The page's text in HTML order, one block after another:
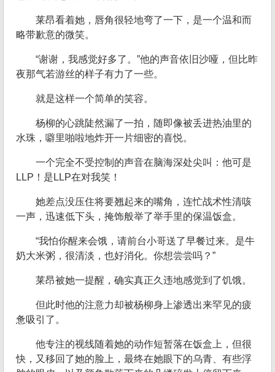
莱昂看着她，唇角很轻地弯了一下，是一个温和而
略带歉意的微笑。
“谢谢，我感觉好多了。”他的声音依旧沙哑，但比昨
夜那气若游丝的样子有力了一些。
就是这样一个简单的笑容。
杨柳的心跳陡然漏了一拍，随即像被丢进热油里的
水珠，噼里啪啦地炸开一片细密的喜悦。
一个完全不受控制的声音在脑海深处尖叫：他可是
LLP！是LLP在对我笑！
她差点没压住将要翘起来的嘴角，连忙战术性清咳
一声，迅速低下头，掩饰般举了举手里的保温饭盒。
“我怕你醒来会饿，请前台小哥送了早餐过来。是牛
奶大米粥，很清淡，也好消化。你想尝尝吗？”
莱昂被她一提醒，确实真正久违地感觉到了饥饿。
但此时他的注意力却被杨柳身上渗透出来罕见的疲
惫吸引了。
他专注的视线随着她的动作短暂落在饭盒上，但很
快，又移回了她的脸上，最终在她眼下的乌青、有些浮